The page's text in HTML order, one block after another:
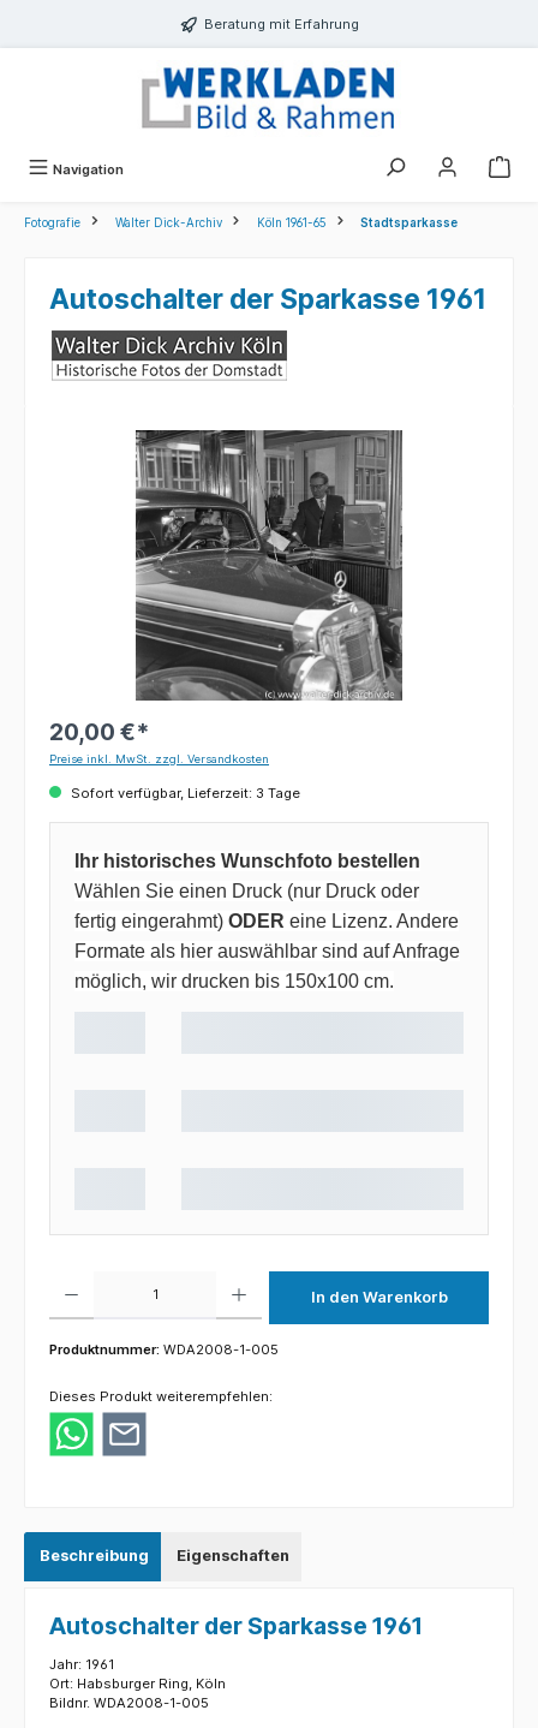
Beratung mit Erfahrung
Navigation
Fotografie Walter Dick-Archiv Köln 1961-65 Stadtsparkasse
Autoschalter der Sparkasse 1961
Bildergalerie überspringen
20,00 €*
Preise inkl. MwSt. zzgl. Versandkosten
Sofort verfügbar, Lieferzeit: 3 Tage
Ihr historisches Wunschfoto bestellen
Wählen Sie einen Druck (nur Druck oder
fertig eingerahmt) ODER eine Lizenz. Andere
Formate als hier auswählbar sind auf Anfrage
möglich, wir drucken bis 150x100 cm.
In den Warenkorb
Produktnummer: WDA2008-1-005
Dieses Produkt weiterempfehlen:
Beschreibung Eigenschaften
Autoschalter der Sparkasse 1961
Jahr: 1961
Ort: Habsburger Ring, Köln
Bildnr. WDA2008-1-005